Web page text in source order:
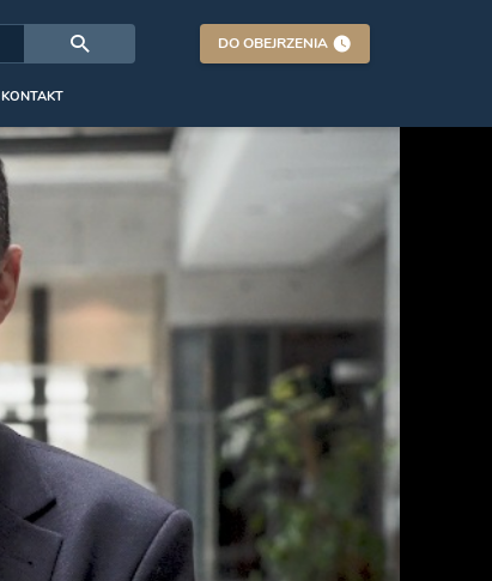
KONTAKT
DO OBEJRZENIA